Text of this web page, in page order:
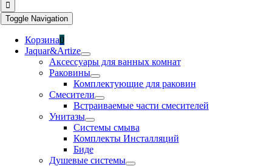
Toggle Navigation
Корзина0
Jaquar&Artize
Аксессуары для ванных комнат
Раковины
Комплектующие для раковин
Смесители
Встраиваемые части смесителей
Унитазы
Системы смыва
Комплекты Инсталляций
Биде
Душевые системы